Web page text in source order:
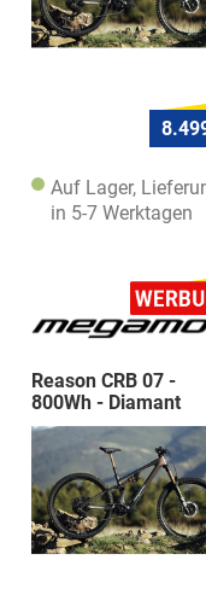
Auf Lager,
in 5-7 Werktagen
Reason CRB 07 -
800Wh - Diamant